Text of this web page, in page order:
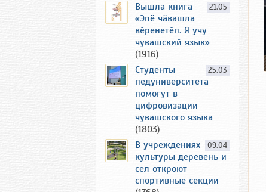
21.05
Вышла книга
«Эпӗ чӑвашла
вӗренетӗп. Я учу
чувашский язык»
(1916)
25.03
Студенты
педуниверситета
помогут в
цифровизации
чувашского языка
(1803)
09.04
В учреждениях
культуры деревень и
сел откроют
спортивные секции